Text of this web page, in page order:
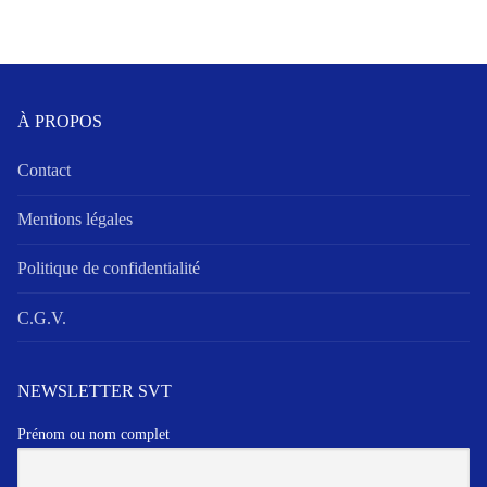
À PROPOS
Contact
Mentions légales
Politique de confidentialité
C.G.V.
NEWSLETTER SVT
Prénom ou nom complet